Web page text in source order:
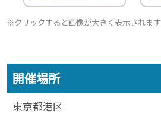
※クリックすると画像が大きく表示されます
開催場所
東京都港区